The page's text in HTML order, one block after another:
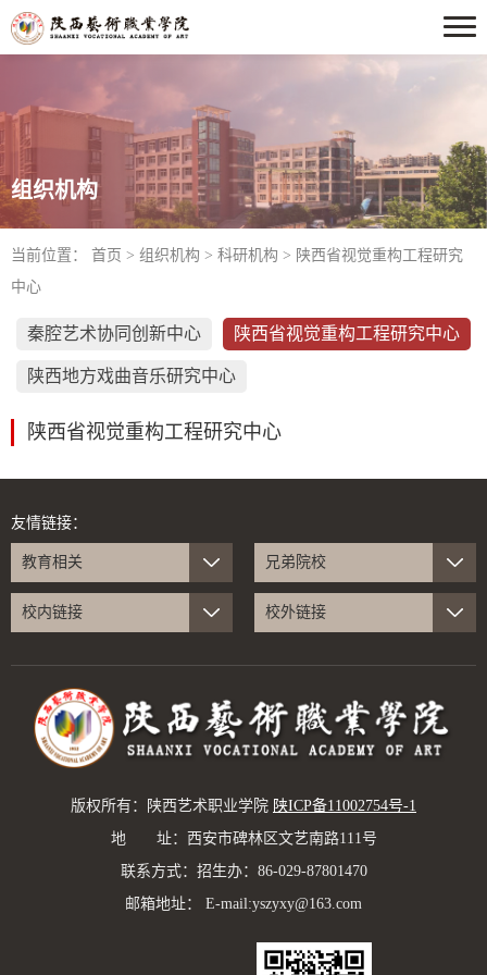
组织机构
当前位置： 首页 > 组织机构 > 科研机构 > 陕西省视觉重构工程研究
中心
秦腔艺术协同创新中心 陕西省视觉重构工程研究中心
陕西地方戏曲音乐研究中心
陕西省视觉重构工程研究中心
友情链接：
教育相关 兄弟院校
校内链接 校外链接
版权所有：陕西艺术职业学院 陕ICP备11002754号-1
地 址：西安市碑林区文艺南路111号
联系方式：招生办：86-029-87801470
邮箱地址： E-mail:yszyxy@163.com